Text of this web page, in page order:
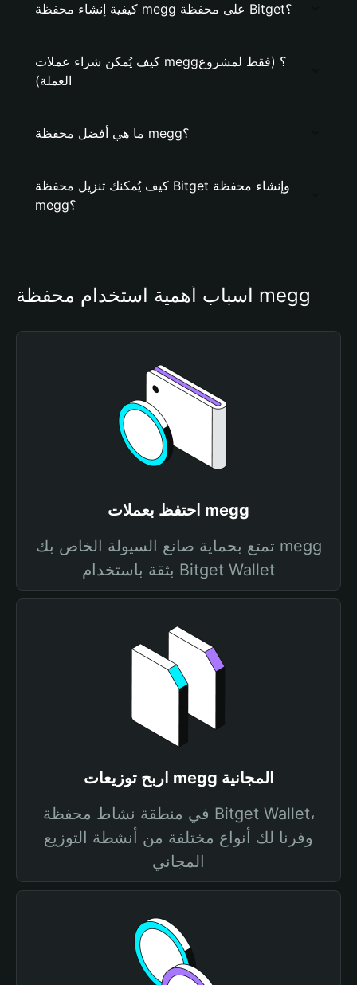
كيفية إنشاء محفظة megg على محفظة Bitget؟
كيف يُمكن شراء عملات megg؟ (فقط لمشروع
العملة)
ما هي أفضل محفظة megg؟
كيف يُمكنك تنزيل محفظة Bitget وإنشاء محفظة
megg؟
أسباب أهمية استخدام محفظة megg
احتفظ بعملات megg
تمتع بحماية صانع السيولة الخاص بك megg
بثقة باستخدام Bitget Wallet
اربح توزيعات megg المجانية
في منطقة نشاط محفظة Bitget Wallet،
وفرنا لك أنواع مختلفة من أنشطة التوزيع
المجاني